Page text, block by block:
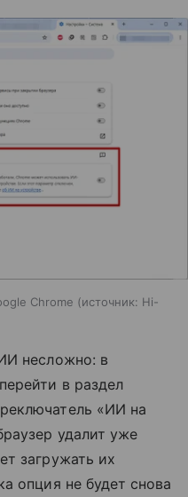
Chrome источник: Hi-
несложно: в
в раздел
«ИИ на
удалит уже
загружать их
опция не будет снова